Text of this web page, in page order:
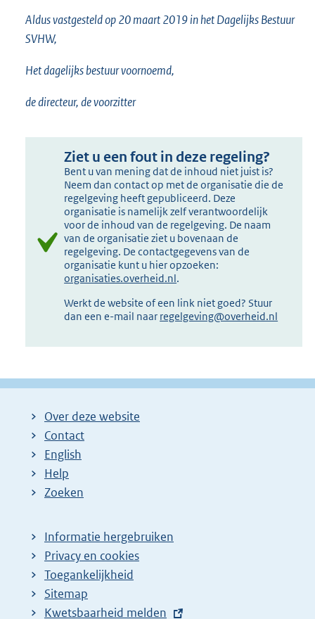
Aldus vastgesteld op 20 maart 2019 in het Dagelijks Bestuur
SVHW,
Het dagelijks bestuur voornoemd,
de directeur, de voorzitter
Ziet u een fout in deze regeling?
Bent u van mening dat de inhoud niet juist is?
Neem dan contact op met de organisatie die de
regelgeving heeft gepubliceerd. Deze
organisatie is namelijk zelf verantwoordelijk
voor de inhoud van de regelgeving. De naam
van de organisatie ziet u bovenaan de
regelgeving. De contactgegevens van de
organisatie kunt u hier opzoeken:
organisaties.overheid.nl.
Werkt de website of een link niet goed? Stuur
dan een e-mail naar regelgeving@overheid.nl
Over deze website
Contact
English
Help
Zoeken
Informatie hergebruiken
Privacy en cookies
Toegankelijkheid
Sitemap
E
Kwetsbaarheid melden